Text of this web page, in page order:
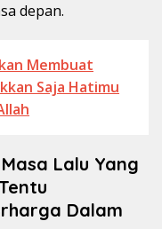
depan.
Membuat
Saja Hatimu
Lalu Yang
Dalam